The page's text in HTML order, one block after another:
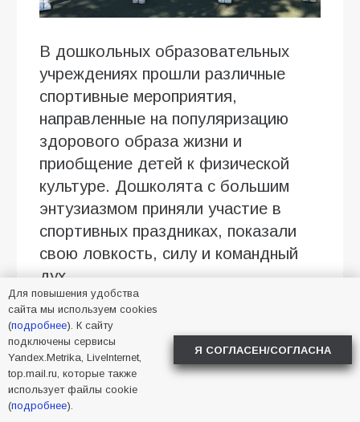
В дошкольных образовательных
учреждениях прошли различные
спортивные мероприятия,
направленные на популяризацию
здорового образа жизни и
приобщение детей к физической
культуре. Дошколята с большим
энтузиазмом приняли участие в
спортивных праздниках, показали
свою ловкость, силу и командный
дух.
В рамках праздничных мероприятий
были организованы:
Спортивные эстафеты —
ребята соревновались в
быстроте и ловкости,
Для повышения удобства
сайта мы используем cookies
(подробнее). К сайту
подключены сервисы
Yandex.Metrika, LiveInternet,
top.mail.ru, которые также
использует файлы cookie
(подробнее).
Я СОГЛАСЕН/СОГЛАСНА